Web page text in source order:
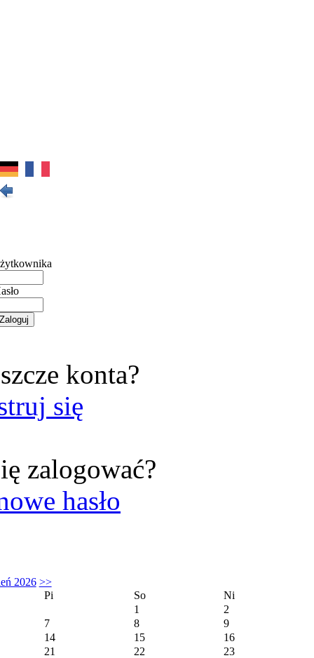
konta?
się
zalogować?
hasło
2026 >>
Pi
So
Ni
1
2
7
8
9
14
15
16
21
22
23